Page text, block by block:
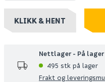
KLIKK & HENT
Nettlager - På lager
495 stk på lager
Frakt og